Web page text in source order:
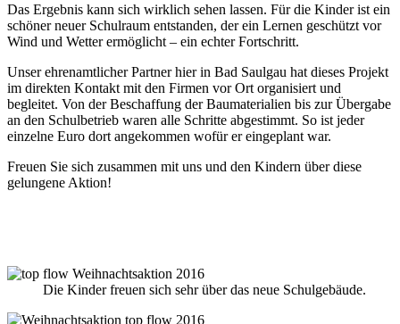
Das Ergebnis kann sich wirklich sehen lassen. Für die Kinder ist ein
schöner neuer Schulraum entstanden, der ein Lernen geschützt vor
Wind und Wetter ermöglicht – ein echter Fortschritt.
Unser ehrenamtlicher Partner hier in Bad Saulgau hat dieses Projekt
im direkten Kontakt mit den Firmen vor Ort organisiert und
begleitet. Von der Beschaffung der Baumaterialien bis zur Übergabe
an den Schulbetrieb waren alle Schritte abgestimmt. So ist jeder
einzelne Euro dort angekommen wofür er eingeplant war.
Freuen Sie sich zusammen mit uns und den Kindern über diese
gelungene Aktion!
Die Kinder freuen sich sehr über das neue Schulgebäude.